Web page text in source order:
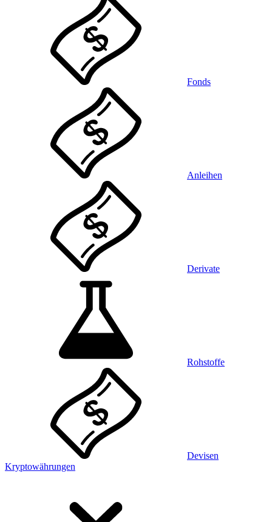
Fonds
Anleihen
Derivate
Rohstoffe
Devisen
Kryptowährungen